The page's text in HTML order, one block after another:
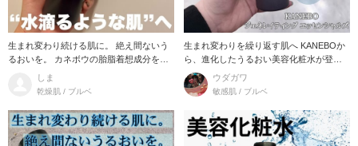
生まれ変わり続ける肌に。 絶え間ないう
るおいを。 カネボウの胎脂着想成分をつ
いに化粧水に
しま
乾燥肌 / ブルベ
生まれ変わりを繰り返す肌へ KANEBOか
ら、進化したうるおい美容化粧水が登
場！ 【ポ
ウダガワ
敏感肌 / ブルベ